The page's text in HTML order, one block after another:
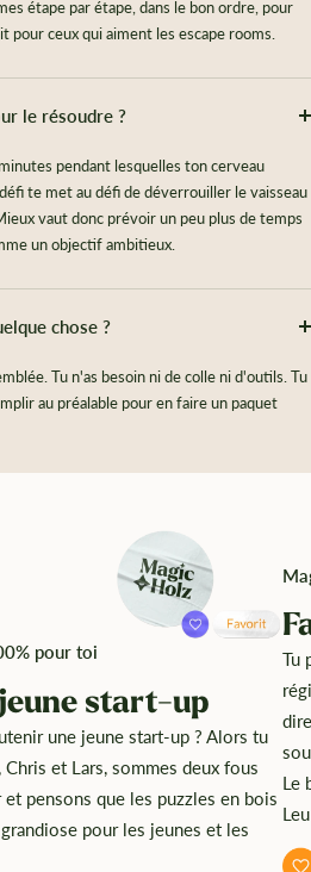
étape par étape, dans le bon ordre, pour
pour ceux qui aiment les escape rooms.
le résoudre ?
pendant lesquelles ton cerveau
te met au défi de déverrouiller le vaisseau
vaut donc prévoir un peu plus de temps
un objectif ambitieux.
chose ?
Tu n'as besoin ni de colle ni d'outils. Tu
au préalable pour en faire un paquet
pour toi
start-up
une jeune start-up ? Alors tu
et Lars, sommes deux fous
pensons que les puzzles en bois
pour les jeunes et les
Tu
Le